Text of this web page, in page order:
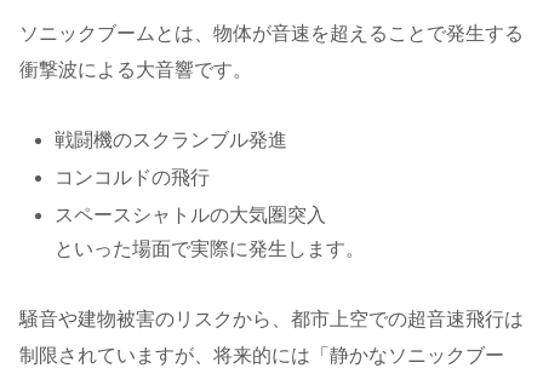
ソニックブームとは、物体が音速を超えることで発生する
衝撃波による大音響です。
戦闘機のスクランブル発進
コンコルドの飛行
スペースシャトルの大気圏突入
といった場面で実際に発生します。
騒音や建物被害のリスクから、都市上空での超音速飛行は
制限されていますが、将来的には「静かなソニックブー